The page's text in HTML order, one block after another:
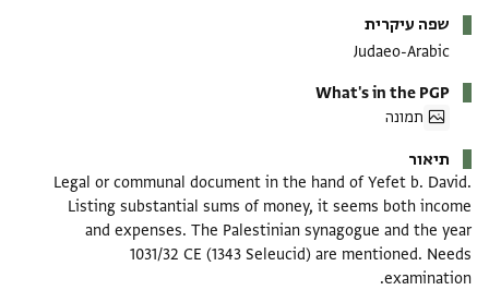
שפה עיקרית
Judaeo-Arabic
What's in the PGP
תמונה
תיאור
Legal or communal document in the hand of Yefet b. David.
Listing substantial sums of money, it seems both income
and expenses. The Palestinian synagogue and the year
1031/32 CE (1343 Seleucid) are mentioned. Needs
examination.